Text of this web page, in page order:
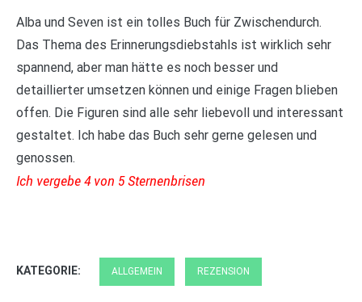
Alba und Seven ist ein tolles Buch für Zwischendurch.
Das Thema des Erinnerungsdiebstahls ist wirklich sehr
spannend, aber man hätte es noch besser und
detaillierter umsetzen können und einige Fragen blieben
offen. Die Figuren sind alle sehr liebevoll und interessant
gestaltet. Ich habe das Buch sehr gerne gelesen und
genossen.
Ich vergebe 4 von 5 Sternenbrisen
KATEGORIE: ALLGEMEIN REZENSION